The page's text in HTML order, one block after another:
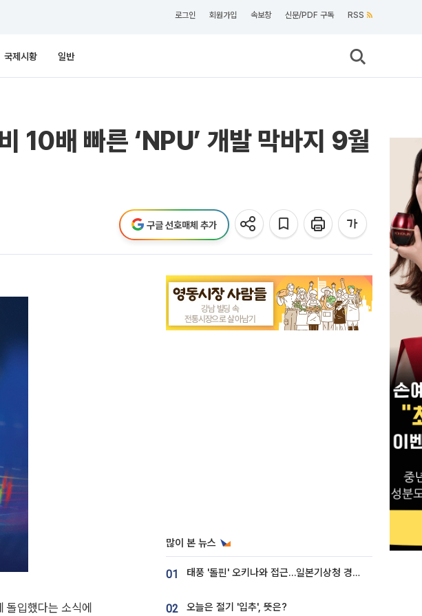
로그인 회원가입 속보창 신문/PDF 구독 RSS
국제시황 일반
10배 빠른 ‘NPU’ 개발 막바지 9월
구글 선호매체 추가
입했다는 소식에
많이 본 뉴스
01 태풍 '돌핀' 오키나와 접근…일본기상청 경로 업데이트
02 오늘은 절기 '입추', 뜻은?